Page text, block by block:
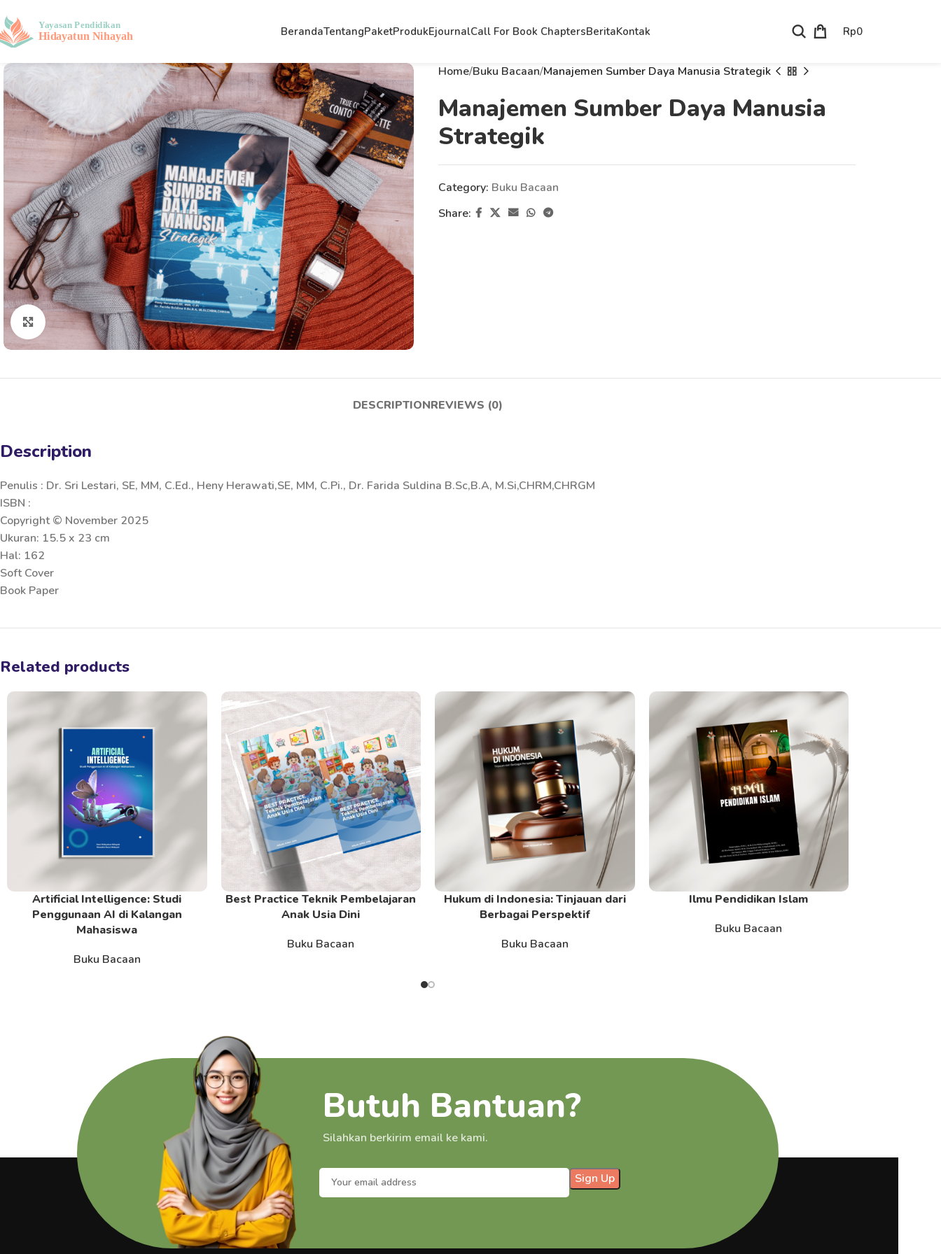
BerandaTentangPaketProdukEjournalCall For Book ChaptersBeritaKontak Rp0
Click to enlarge
Home Buku Bacaan Manajemen Sumber Daya Manusia Strategik
Manajemen Sumber Daya Manusia
Strategik
Category: Buku Bacaan
Share:
DESCRIPTIONREVIEWS (0)
Description
Penulis : Dr. Sri Lestari, SE, MM, C.Ed., Heny Herawati,SE, MM, C.Pi., Dr. Farida Suldina B.Sc,B.A, M.Si,CHRM,CHRGM
ISBN :
Copyright © November 2025
Ukuran: 15.5 x 23 cm
Hal: 162
Soft Cover
Book Paper
Related products
Read MoreArtificial Intelligence: Studi
Penggunaan AI di Kalangan
Mahasiswa
Buku Bacaan
Read More
Best Practice Teknik Pembelajaran
Anak Usia Dini
Buku Bacaan
Read More
Hukum di Indonesia: Tinjauan dari
Berbagai Perspektif
Buku Bacaan
Read MoreIlmu Pendidikan Islam
Buku Bacaan
Butuh Bantuan?
Silahkan berkirim email ke kami.